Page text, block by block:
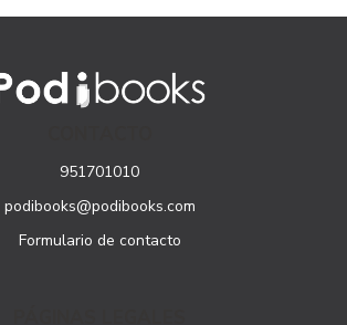
951701010
podibooks@podibooks.com
Formulario de contacto